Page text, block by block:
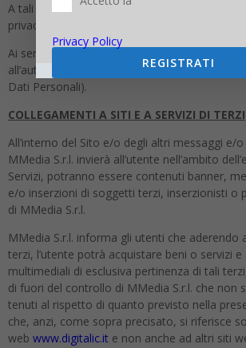
A tali fini, le richieste andranno rivolte via e-
privacy@mmedia.info.
Ai sensi dell’art. 77 GDPR, infine, Lei ha
all’autorità di controllo competente (Garante
Dati Personali).
COLLEGAMENTI A SITI E A SERVIZI DI TERZI
All’interno del Sito e/o degli altri messaggi e/
MMedia S.r.l. invierà all’utente nell’ambito
Servizi, potranno essere contenuti banner,
e/o inserzioni di soggetti terzi, inserzionisti o
di MMedia S.r.l.
MMedia S.r.l. informa gli utenti che aderendo
terzi, l’utente potrà acquistare beni o servizi
multimediali di esclusiva pertinenza di tali
di fuori del controllo di MMedia S.r.l. che non
tenuti al rispetto di quanto previsto nella
che, anzi, come sopra precisato, si riferisce
web www.digitalic.it e non anche ad altri siti
Privacy Policy
REGISTRATI